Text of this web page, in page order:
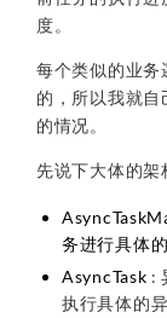
度。
每个类似的业务
的，所以我就
的情况。
先说下大体的架
务进行具体的
AsyncTask :
执行具体的